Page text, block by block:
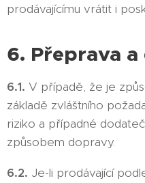
prodávajícímu vrátit i
6. Přeprava
6.1. V případě, že je
základě zvláštního
riziko a případné
způsobem dopravy.
6.2. Je-li prodávající